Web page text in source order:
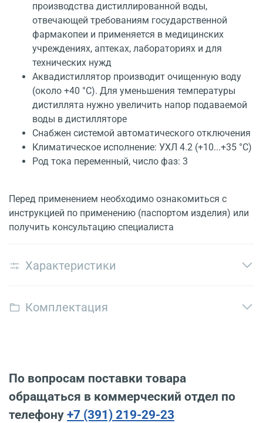
производства дистиллированной воды,
отвечающей требованиям государственной
фармакопеи и применяется в медицинских
учреждениях, аптеках, лабораториях и для
технических нужд
Аквадистиллятор производит очищенную воду
(около +40 °С). Для уменьшения температуры
дистиллята нужно увеличить напор подаваемой
воды в дистилляторе
Снабжен системой автоматического отключения
Климатическое исполнение: УХЛ 4.2 (+10...+35 °C)
Род тока переменный, число фаз: 3
Перед применением необходимо ознакомиться с
инструкцией по применению (паспортом изделия) или
получить консультацию специалиста
Характеристики
Комплектация
По вопросам поставки товара
обращаться в коммерческий отдел по
телефону +7 (391) 219-29-23